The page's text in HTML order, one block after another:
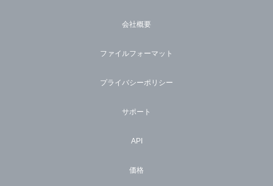
会社概要
ファイルフォーマット
プライバシーポリシー
サポート
API
価格